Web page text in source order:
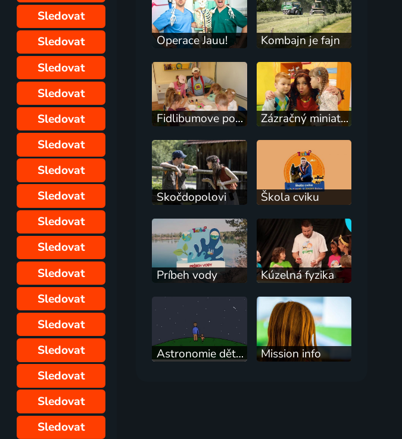
Sledovat
Sledovat
Sledovat
Sledovat
Sledovat
Sledovat
Sledovat
Sledovat
Sledovat
Sledovat
Sledovat
Sledovat
Sledovat
Sledovat
Sledovat
Sledovat
Sledovat
Operace Jauu! Kombajn je fajn
Fidlibumove pokusy Zázračný miniateliér
Skočdopolovi Škola cviku
Príbeh vody Kúzelná fyzika
Astronomie dětem: Komety a planetky Mission info